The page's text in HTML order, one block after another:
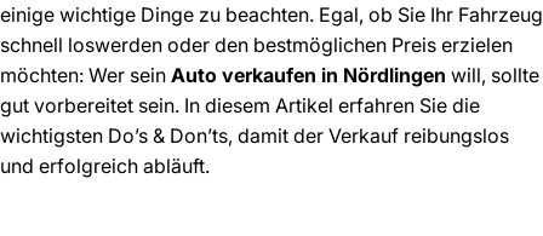
einige wichtige Dinge zu beachten. Egal, ob Sie Ihr Fahrzeug
schnell loswerden oder den bestmöglichen Preis erzielen
möchten: Wer sein Auto verkaufen in Nördlingen will, sollte
gut vorbereitet sein. In diesem Artikel erfahren Sie die
wichtigsten Do’s & Don’ts, damit der Verkauf reibungslos
und erfolgreich abläuft.